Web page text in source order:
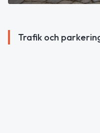
Trafik och